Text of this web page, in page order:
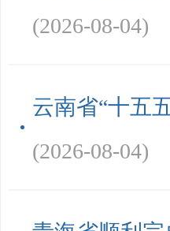
(2026-08-04)
云南省“十五
(2026-08-04)